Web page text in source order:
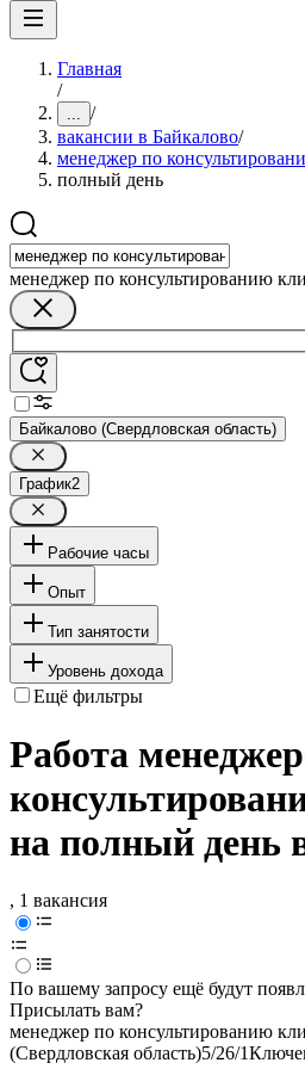
Главная
/
... /
вакансии в Байкалово/
менеджер по
полный день
менеджер по консультированию
Байкалово (Свердловская область)
График2
Рабочие часы
Опыт
Тип занятости
Уровень дохода
Ещё фильтры
Работа
на полный день
, 1 вакансия
По вашему запросу ещё будут
Присылать вам?
менеджер по консультированию
(Свердловская область)5/26/1